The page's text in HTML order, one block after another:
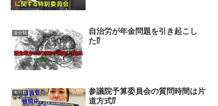
未分類
自治労が年金問題を引き起こし
た⁉
未分類
参議院予算委員会の質問時間は片
道方式⁉